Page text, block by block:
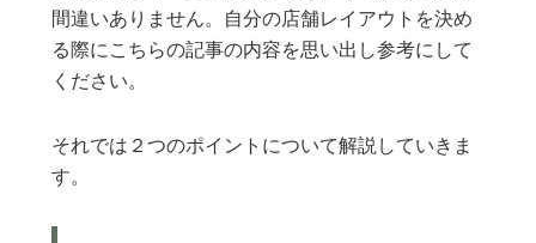
間違いありません。自分の店舗レイアウトを決め
る際にこちらの記事の内容を思い出し参考にして
ください。
それでは２つのポイントについて解説していきま
す。